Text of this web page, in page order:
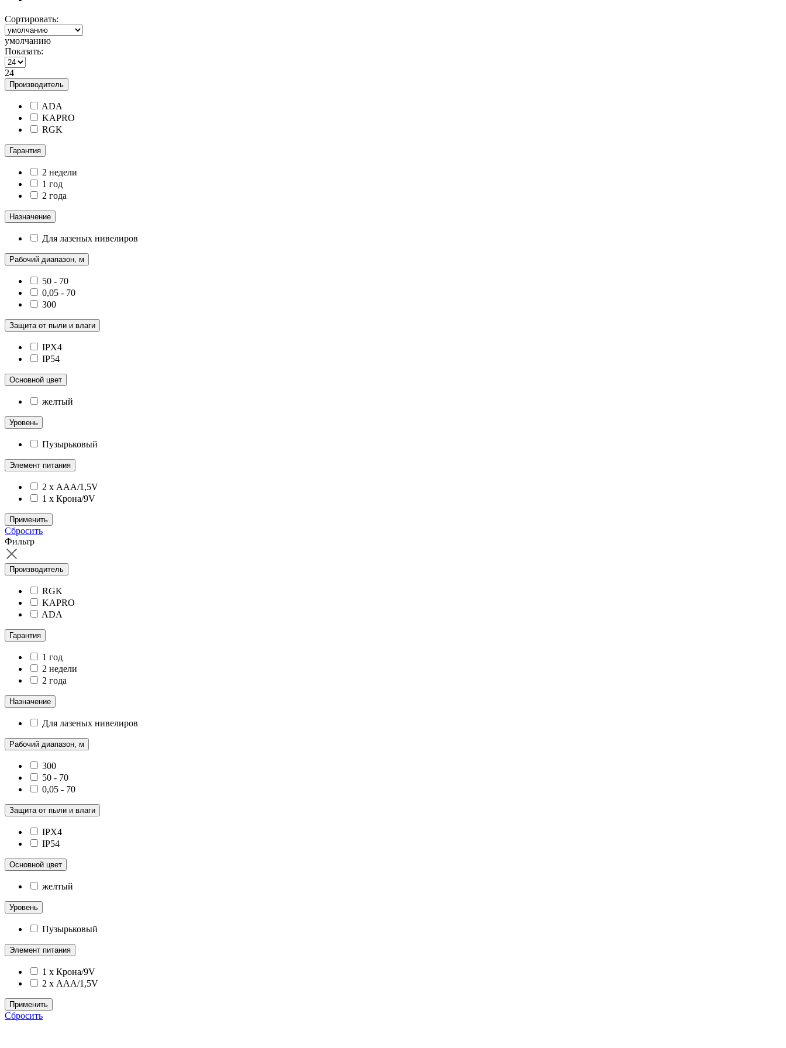
Сортировать:
умолчанию
Показать:
24
Производитель
ADA
KAPRO
RGK
Гарантия
2 недели
1 год
2 года
Назначение
Для лазеных нивелиров
Рабочий диапазон, м
50 - 70
0,05 - 70
300
Защита от пыли и влаги
IPX4
IP54
Основной цвет
желтый
Уровень
Пузырьковый
Элемент питания
2 x ААА/1,5V
1 x Крона/9V
Применить
Сбросить
Фильтр
Производитель
RGK
KAPRO
ADA
Гарантия
1 год
2 недели
2 года
Назначение
Для лазеных нивелиров
Рабочий диапазон, м
300
50 - 70
0,05 - 70
Защита от пыли и влаги
IPX4
IP54
Основной цвет
желтый
Уровень
Пузырьковый
Элемент питания
1 x Крона/9V
2 x ААА/1,5V
Применить
Сбросить